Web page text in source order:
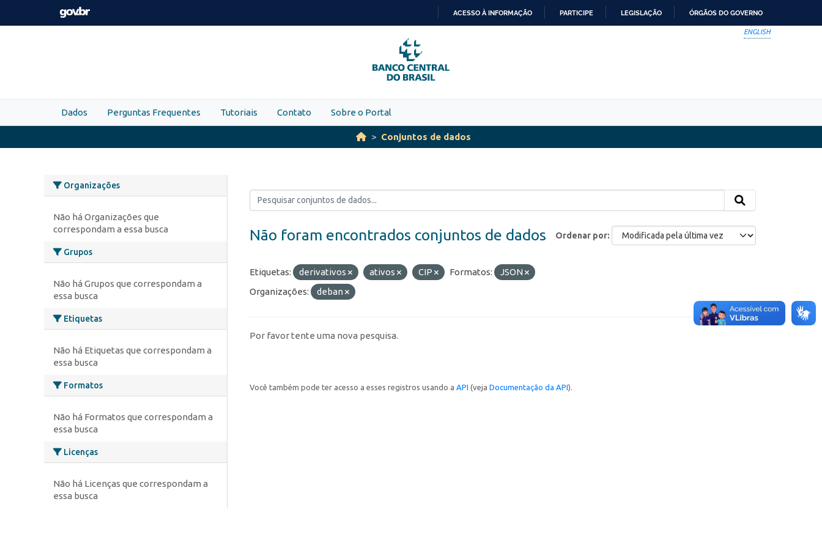
Skip to main content
PARA
O
CONTEÚDO
ACESSO À INFORMAÇÃO PARTICIPE LEGISLAÇÃO ÓRGÃOS DO GOVERNO
ENGLISH
Dados Perguntas Frequentes Tutoriais Contato Sobre o Portal
Conjuntos de dados
Organizações
Não há Organizações que
correspondam a essa busca
Grupos
Não há Grupos que correspondam a
essa busca
Etiquetas
Não há Etiquetas que correspondam a
essa busca
Formatos
Não há Formatos que correspondam a
essa busca
Licenças
Não há Licenças que correspondam a
essa busca
Ordenar por
Não foram encontrados conjuntos de dados
Etiquetas: derivativos ativos CIP Formatos:
JSON
Organizações:
deban
Por favor tente uma nova pesquisa.
Você também pode ter acesso a esses registros usando a API (veja Documentação da API).